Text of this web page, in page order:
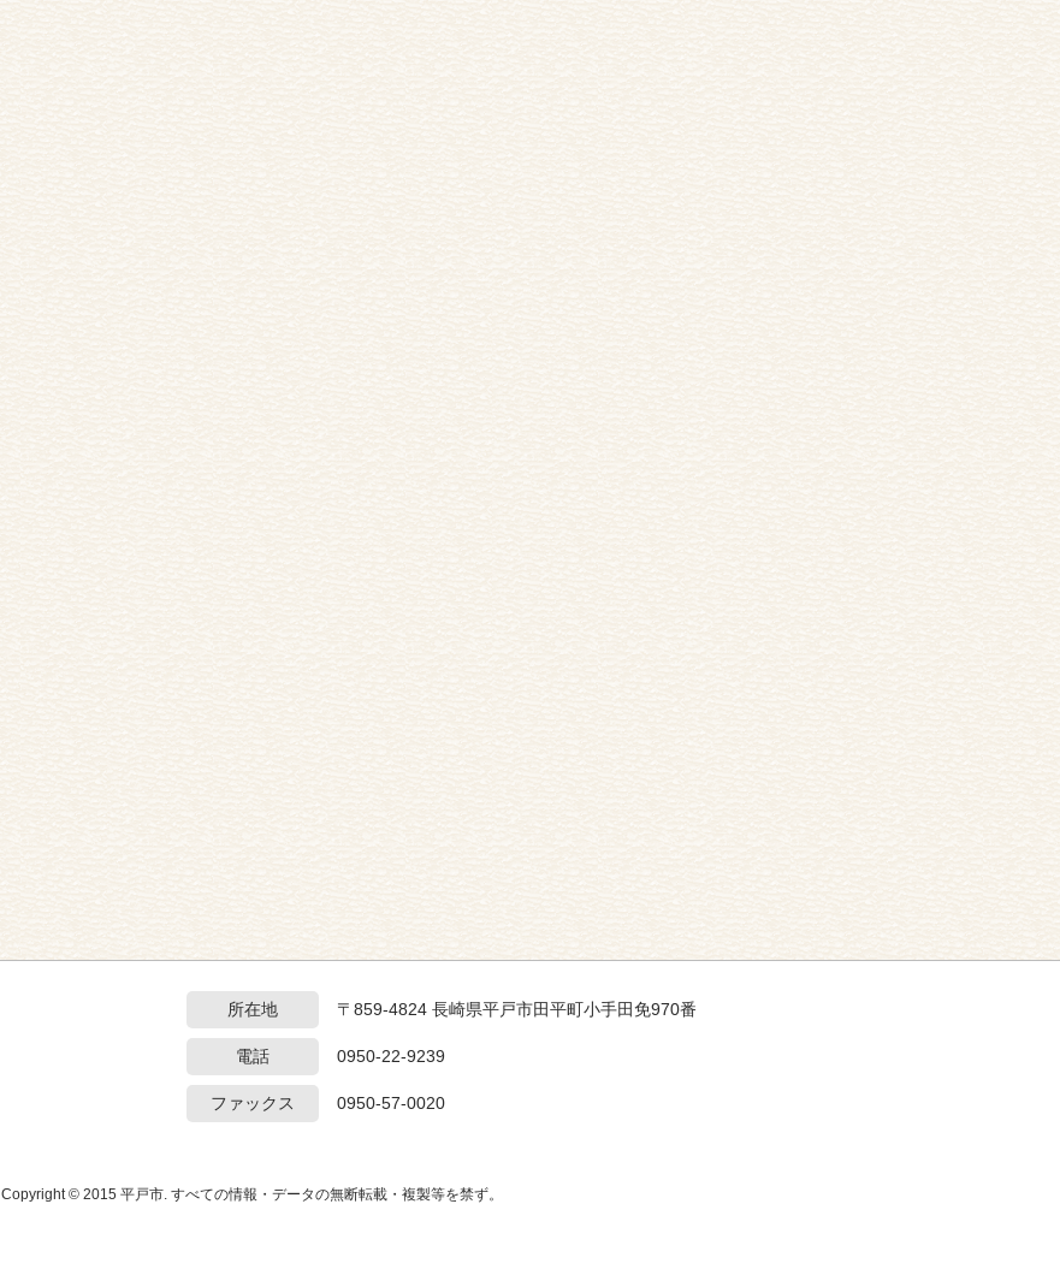
所在地 〒859-4824 長崎県平戸市田平町小手田免970番
電話 0950-22-9239
ファックス 0950-57-0020
Copyright © 2015 平戸市. すべての情報・データの無断転載・複製等を禁ず。